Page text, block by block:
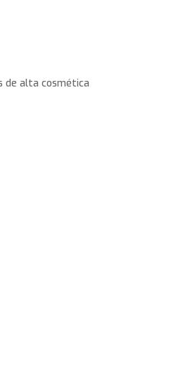
de alta cosmética